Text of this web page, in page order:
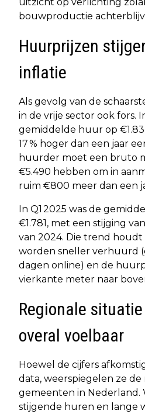
bouwproductie
Huurprijzen
inflatie
Als gevolg van de
in de vrije sector ook fors.
gemiddelde huur op
17 % hoger dan een jaar
huurder moet een bruto
€5.490 hebben om in
ruim €800 meer dan een
In Q1 2025 was de
€1.781, met een stijging
van 2024. Die trend houdt
worden sneller verhuurd
dagen online) en de
vierkante meter naar
Regionale
overal voelbaar
Hoewel de cijfers
data, weerspiegelen ze
gemeenten in Nederland.
stijgende huren en lange